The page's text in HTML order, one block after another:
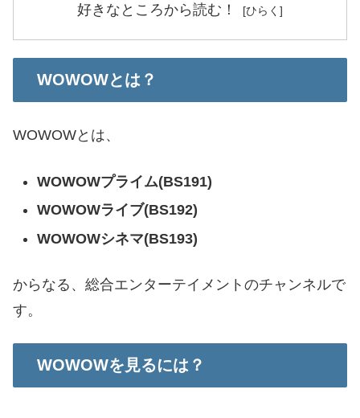
好きなところから読む！
WOWOWとは？
WOWOWとは、
WOWOWプライム(BS191)
WOWOWライブ(BS192)
WOWOWシネマ(BS193)
からなる、総合エンターテイメントのチャンネルで
す。
WOWOWを見るには？